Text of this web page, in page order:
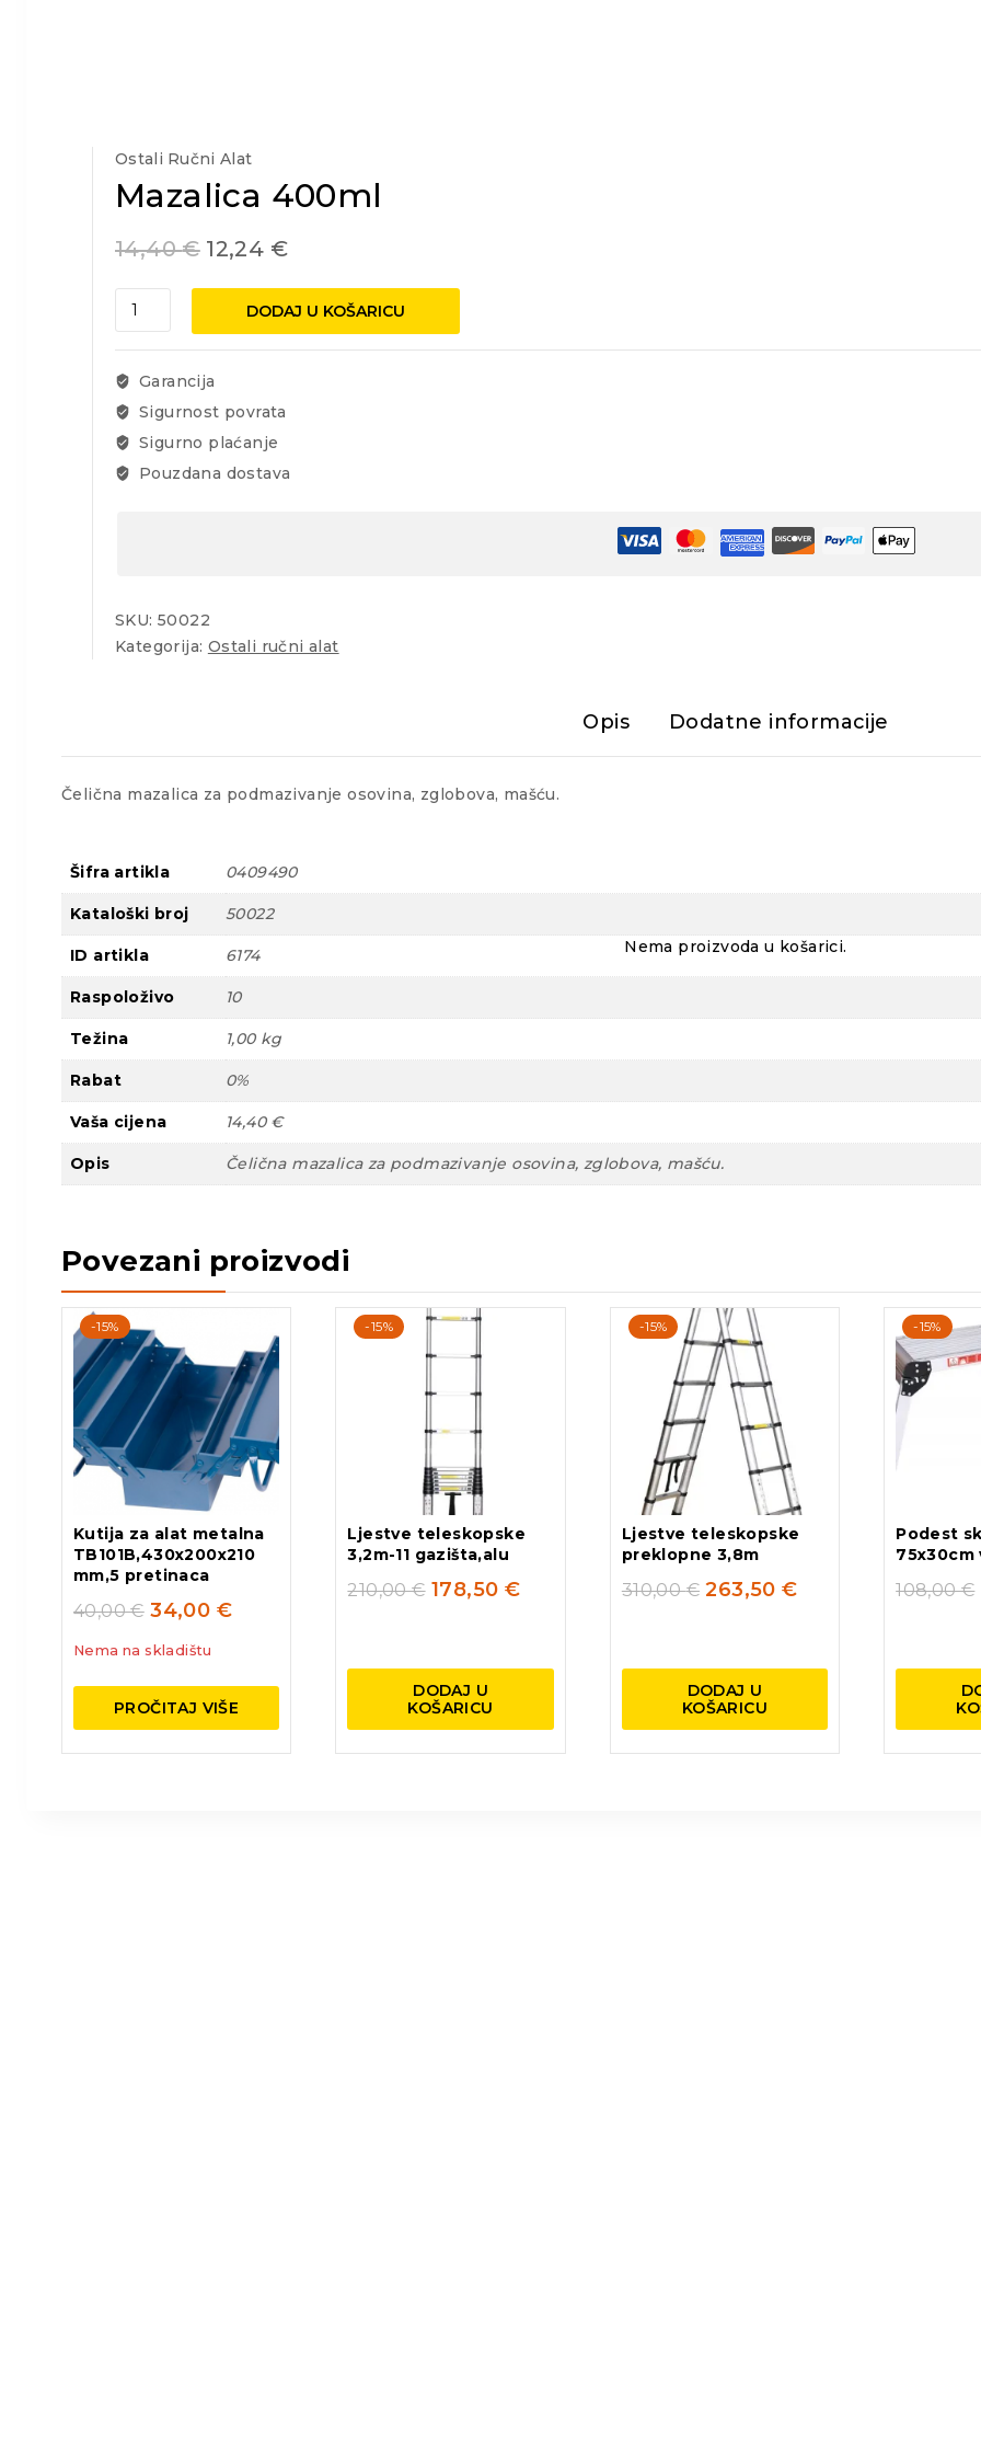
Ostali Ručni Alat
Mazalica 400ml
14,40€ 12,24 €
Mazalica
količina
DODAJ U KOŠARICU
Garancija
Sigurnost povrata
Sigurno plaćanje
Pouzdana dostava
SKU: 50022
Kategorija: Ostali ručni alat
Opis Dodatne informacije
Čelična mazalica za podmazivanje osovina, zglobova, mašću.
Šifra artikla 0409490
Kataloški broj 50022
ID artikla 6174
Raspoloživo 10
Težina 1,00 kg
Rabat 0%
Vaša cijena 14,40 €
Opis Čelična mazalica za podmazivanje osovina, zglobova, mašću.
Povezani proizvodi
-15%
Kutija za alat metalna
TB101B,430x200x210
mm,5 pretinaca
40,00€ 34,00 €
Nema na skladištu
PROČITAJ VIŠE
-15%
Ljestve teleskopske
3,2m-11 gazišta,alu
210,00€ 178,50 €
DODAJ U
KOŠARICU
-15%
Ljestve teleskopske
preklopne 3,8m
310,00€ 263,50€
DODAJ U
KOŠARICU
-15%
Podest
75x30cm
108,00€
Nema proizvoda u košarici.